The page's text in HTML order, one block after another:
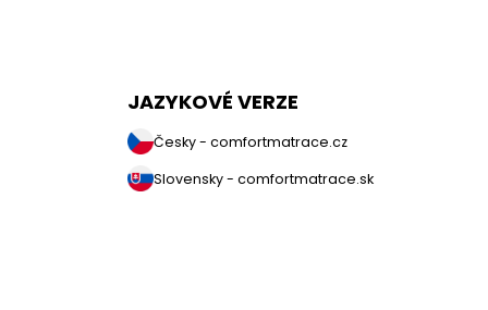
JAZYKOVÉ VERZE
Česky - comfortmatrace.cz
Slovensky - comfortmatrace.sk